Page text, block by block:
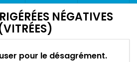
NÉGATIVES
pour le désagrément.